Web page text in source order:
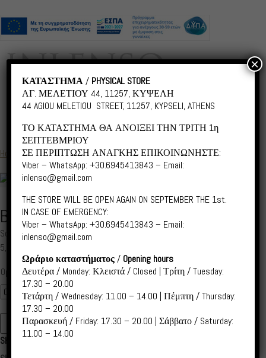
Home /Botanical - Nature / BNS021 Botanical
BNS021 BOTANICAL
Scroll down for Greek
5,00
Price
range:
5,00 €
through
55,00 €
Options
BNS021
Botanical
ADD TO CART
SKU:
BNS021
ΚΑΤΑΣΤΗΜΑ/ PHYSICAL STORE
ΑΓ. ΜΕΛΕΤΙΟΥ 44, 11257, ΚΥΨΕΛΗ
44 AGIOU MELETIOU STREET, 11257, KYPSELI, ATHENS
ΤΟ ΚΑΤΑΣΤΗΜΑ ΘΑ ΑΝΟΙΞΕΙ ΤΗΝ ΤΡΙΤΗ 1η
ΣΕΠΤΕΒΜΡΙΟΥ
ΣΕ ΠΕΡΙΠΤΩΣΗ ΑΝΑΓΚΗΣ ΕΠΙΚΟΙΝΩΝΗΣΤΕ:
Viber – WhatsApp: +30.6945413843 – Email:
inlenso@gmail.com
THE STORE WILL BE OPEN AGAIN ON SEPTEMBER THE 1st.
IN CASE OF EMERGENCY:
Viber – WhatsApp: +30.6945413843 – Email:
inlenso@gmail.com
Ωράριο καταστήματος/ Opening hours
Δευτέρα / Monday: Κλειστά / Closed | Τρίτη / Tuesday:
17.30 – 20.00
Τετάρτη / Wednesday: 11.00 – 14.00 | Πέμπτη / Thursday:
17.30 – 20.00
Παρασκευή / Friday: 17.30 – 20.00 | Σάββατο / Saturday:
11.00 – 14.00
×